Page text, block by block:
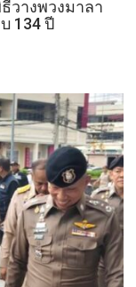
างพวงมาลา
134 ปี